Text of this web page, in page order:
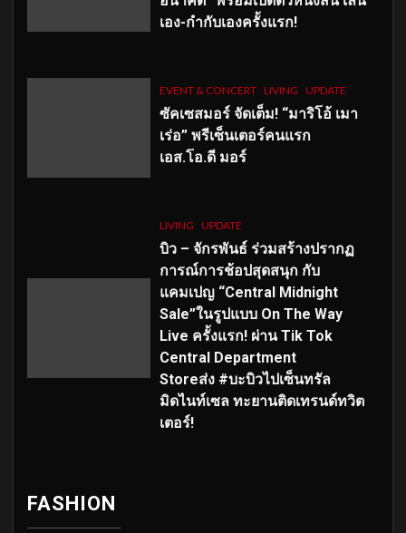
เอง-กำกับเองครั้งแรก!
EVENT & CONCERT LIVING UPDATE
ซัคเซสมอร์ จัดเต็ม! “มาริโอ้ เมา
เร่อ” พรีเซ็นเตอร์คนแรก
เอส.โอ.ดี มอร์
LIVING UPDATE
บิว – จักรพันธ์ ร่วมสร้างปรากฏ
การณ์การช้อปสุดสนุก กับ
แคมเปญ “Central Midnight
Sale”ในรูปแบบ On The Way
Live ครั้งแรก! ผ่าน Tik Tok
Central Department
Storeส่ง #บะบิวไปเซ็นทรัล
มิดไนท์เซล ทะยานติดเทรนด์ทวิต
เตอร์!
FASHION